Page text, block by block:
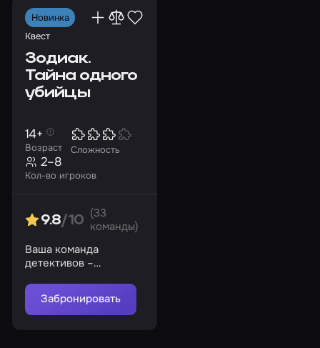
Новинка
Квест
Зодиак.
Тайна одного
убийцы
Возраст
14+
Сложность
Кол-во игроков
2–8
9.8/10
(33
команды)
Ваша команда
детективов –
спасение города. Вы
готовы рискнуть?
Забронировать